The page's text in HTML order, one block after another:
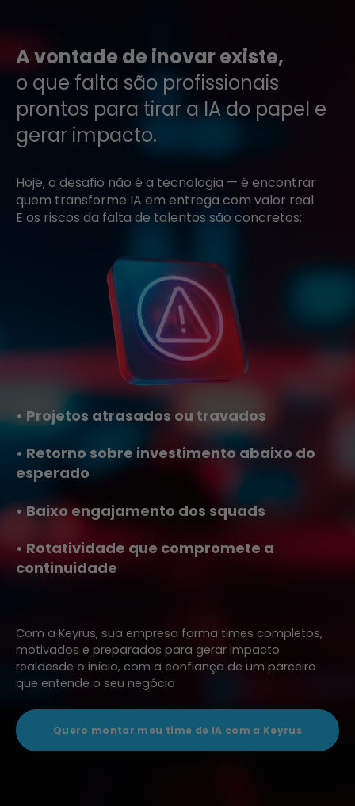
A vontade de inovar existe,
o que falta são profissionais
prontos para tirar a IA do papel e
gerar impacto.
Hoje, o desafio não é a tecnologia — é encontrar
quem transforme IA em entrega com valor real.
E os riscos da falta de talentos são concretos:
• Projetos atrasados ou travados
• Retorno sobre investimento abaixo do
esperado
• Baixo engajamento dos squads
• Rotatividade que compromete a
continuidade
Com a Keyrus, sua empresa forma times completos,
motivados e preparados para gerar impacto
realdesde o início, com a confiança de um parceiro
que entende o seu negócio
Quero montar meu time de IA com a Keyrus